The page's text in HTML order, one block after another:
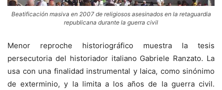
Beatificación masiva en 2007 de religiosos asesinados en la retaguardia
republicana durante la guerra civil
Menor reproche historiográfico muestra la tesis
persecutoria del historiador italiano Gabriele Ranzato. La
usa con una finalidad instrumental y laica, como sinónimo
de exterminio, y la limita a los años de la guerra civil.